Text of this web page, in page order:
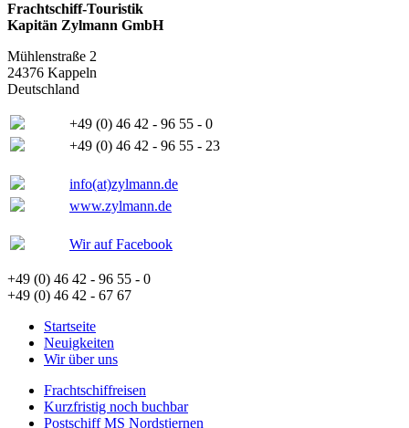
Frachtschiff-Touristik
Kapitän Zylmann GmbH
Mühlenstraße 2
24376 Kappeln
Deutschland
+49 (0) 46 42 - 96 55 - 0
+49 (0) 46 42 - 96 55 - 23
info(at)zylmann.de
www.zylmann.de
Wir auf Facebook
+49 (0) 46 42 - 96 55 - 0
+49 (0) 46 42 - 67 67
Startseite
Neuigkeiten
Wir über uns
Frachtschiffreisen
Kurzfristig noch buchbar
Postschiff MS Nordstjernen